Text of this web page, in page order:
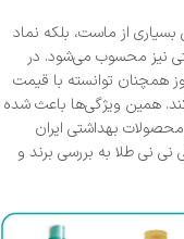
بسیاری از ماست، بلکه نماد
نیز محسوب می‌شود. در
همچنان توانسته با قیمت
همین ویژگی‌ها باعث شده
بهداشتی ایران
نی طلا به بررسی برند و